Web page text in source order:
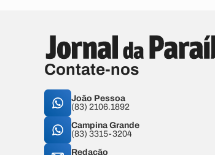
Contate-nos
João Pessoa
(83) 2106.1892
Campina Grande
(83) 3315-3204
Redação